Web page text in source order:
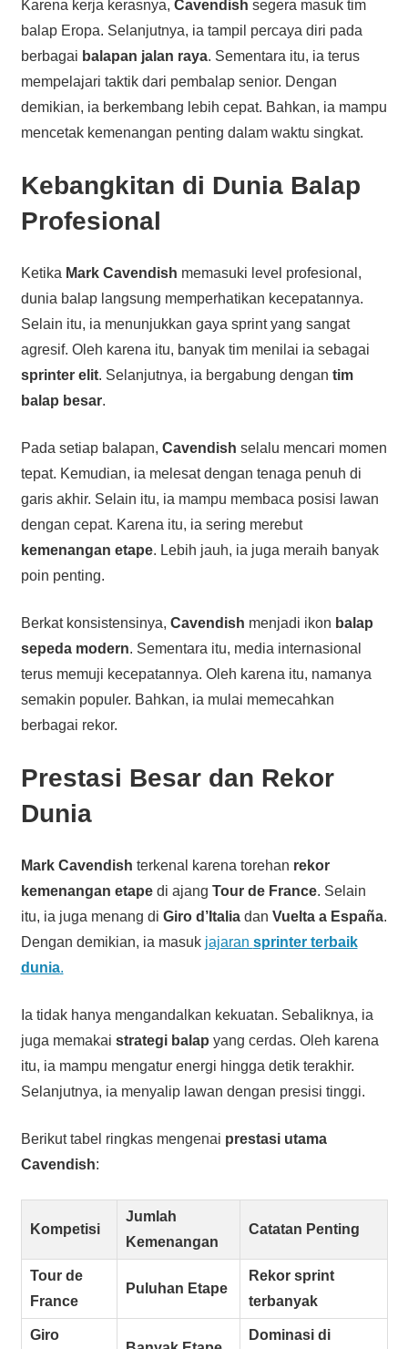
Karena kerja kerasnya, Cavendish segera masuk tim
balap Eropa. Selanjutnya, ia tampil percaya diri pada
berbagai balapan jalan raya. Sementara itu, ia terus
mempelajari taktik dari pembalap senior. Dengan
demikian, ia berkembang lebih cepat. Bahkan, ia mampu
mencetak kemenangan penting dalam waktu singkat.
Kebangkitan di Dunia Balap
Profesional
Ketika Mark Cavendish memasuki level profesional,
dunia balap langsung memperhatikan kecepatannya.
Selain itu, ia menunjukkan gaya sprint yang sangat
agresif. Oleh karena itu, banyak tim menilai ia sebagai
sprinter elit. Selanjutnya, ia bergabung dengan tim
balap besar.
Pada setiap balapan, Cavendish selalu mencari momen
tepat. Kemudian, ia melesat dengan tenaga penuh di
garis akhir. Selain itu, ia mampu membaca posisi lawan
dengan cepat. Karena itu, ia sering merebut
kemenangan etape. Lebih jauh, ia juga meraih banyak
poin penting.
Berkat konsistensinya, Cavendish menjadi ikon balap
sepeda modern. Sementara itu, media internasional
terus memuji kecepatannya. Oleh karena itu, namanya
semakin populer. Bahkan, ia mulai memecahkan
berbagai rekor.
Prestasi Besar dan Rekor
Dunia
Mark Cavendish terkenal karena torehan rekor
kemenangan etapedi ajang Tour de France. Selain
itu, ia juga menang di Giro d’Italiadan Vuelta a España.
Dengan demikian, ia masuk jajaran sprinter terbaik
dunia.
Ia tidak hanya mengandalkan kekuatan. Sebaliknya, ia
juga memakai strategi balap yang cerdas. Oleh karena
itu, ia mampu mengatur energi hingga detik terakhir.
Selanjutnya, ia menyalip lawan dengan presisi tinggi.
Berikut tabel ringkas mengenai prestasi utama
Cavendish:
Kompetisi
Jumlah
Kemenangan
Catatan Penting
Tour de
France
Puluhan Etape
Rekor sprint
terbanyak
Giro
Dominasi di